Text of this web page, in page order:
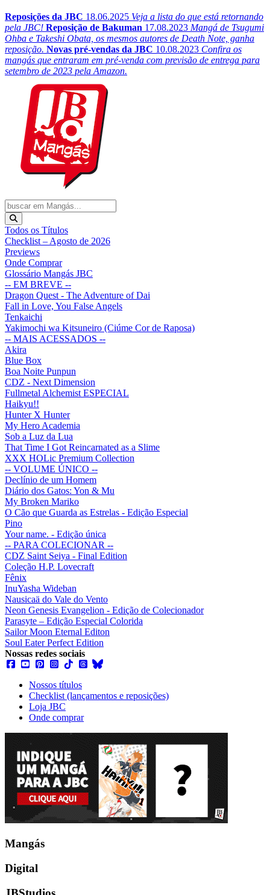
Reposições da JBC 18.06.2025 Veja a lista do que está retornando
pela JBC! Reposição de Bakuman 17.08.2023 Mangá de Tsugumi
Ohba e Takeshi Obata, os mesmos autores de Death Note, ganha
reposição. Novas pré-vendas da JBC 10.08.2023 Confira os
mangás que entraram em pré-venda com previsão de entrega para
setembro de 2023 pela Amazon.
Todos os Títulos
Checklist – Agosto de 2026
Previews
Onde Comprar
Glossário Mangás JBC
-- EM BREVE --
Dragon Quest - The Adventure of Dai
Fall in Love, You False Angels
Tenkaichi
Yakimochi wa Kitsuneiro (Ciúme Cor de Raposa)
-- MAIS ACESSADOS --
Akira
Blue Box
Boa Noite Punpun
CDZ - Next Dimension
Fullmetal Alchemist ESPECIAL
Haikyu!!
Hunter X Hunter
My Hero Academia
Sob a Luz da Lua
That Time I Got Reincarnated as a Slime
XXX HOLic Premium Collection
-- VOLUME ÚNICO --
Declínio de um Homem
Diário dos Gatos: Yon & Mu
My Broken Mariko
O Cão que Guarda as Estrelas - Edição Especial
Pino
Your name. - Edição única
-- PARA COLECIONAR --
CDZ Saint Seiya - Final Edition
Coleção H.P. Lovecraft
Fênix
InuYasha Wideban
Nausicaä do Vale do Vento
Neon Genesis Evangelion - Edição de Colecionador
Parasyte – Edição Especial Colorida
Sailor Moon Eternal Editon
Soul Eater Perfect Edition
Nossas redes sociais
Nossos títulos
Checklist (lançamentos e reposições)
Loja JBC
Onde comprar
Mangás
Digital